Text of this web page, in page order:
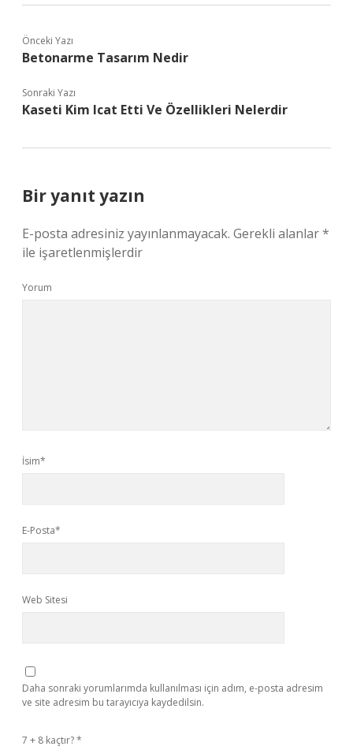
Önceki Yazı
Betonarme Tasarım Nedir
Sonraki Yazı
Kaseti Kim Icat Etti Ve Özellikleri Nelerdir
Bir yanıt yazın
E-posta adresiniz yayınlanmayacak. Gerekli alanlar*
ile işaretlenmişlerdir
Yorum
İsim*
E-Posta*
Web Sitesi
Daha sonraki yorumlarımda kullanılması için adım, e-posta adresim
ve site adresim bu tarayıcıya kaydedilsin.
7 + 8 kaçtır?*